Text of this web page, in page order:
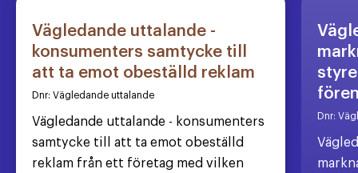
Vägledande uttalande -
konsumenters samtycke till
att ta emot obeställd reklam
Dnr: Vägledande uttalande
Vägledande uttalande - konsumenters
samtycke till att ta emot obeställd
reklam från ett företag med vilken
Dnr: